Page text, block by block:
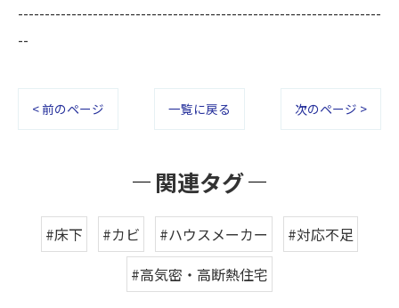
--------------------------------------------------------------------
--
< 前のページ 一覧に戻る 次のページ >
関連タグ
#床下 #カビ #ハウスメーカー
#対応不足
#高気密・高断熱住宅